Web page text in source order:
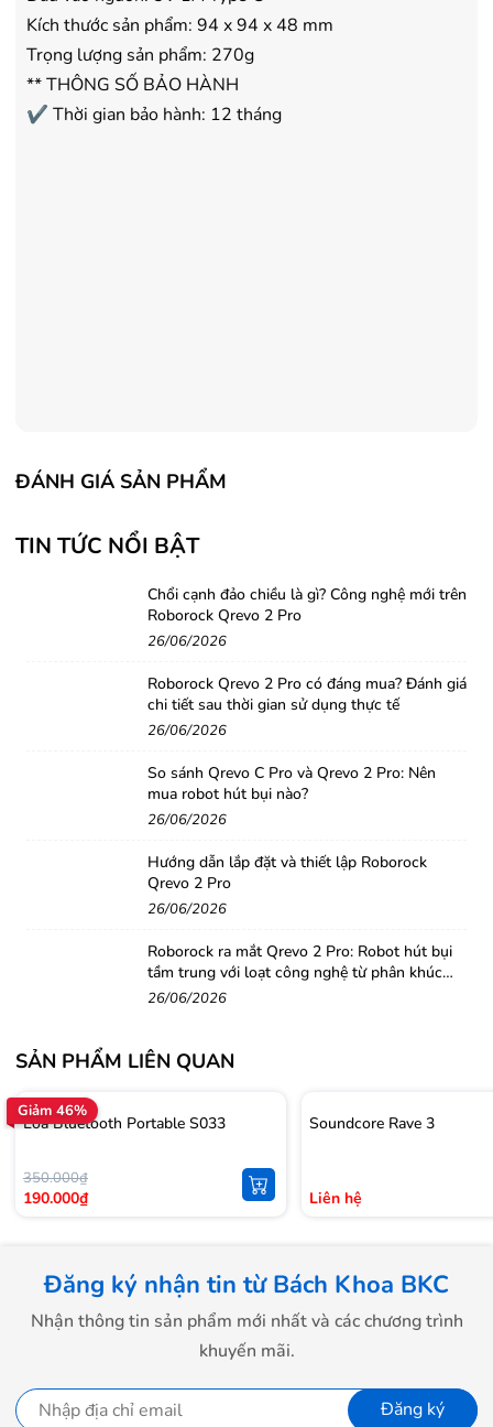
Kích thước sản phẩm: 94 x 94 x 48 mm
Trọng lượng sản phẩm: 270g
** THÔNG SỐ BẢO HÀNH
✔ Thời gian bảo hành: 12 tháng
ĐÁNH GIÁ SẢN PHẨM
TIN TỨC NỔI BẬT
Chổi cạnh đảo chiều là gì? Công nghệ mới trên
Roborock Qrevo 2 Pro
26/06/2026
Roborock Qrevo 2 Pro có đáng mua? Đánh giá
chi tiết sau thời gian sử dụng thực tế
26/06/2026
So sánh Qrevo C Pro và Qrevo 2 Pro: Nên
mua robot hút bụi nào?
26/06/2026
Hướng dẫn lắp đặt và thiết lập Roborock
Qrevo 2 Pro
26/06/2026
Roborock ra mắt Qrevo 2 Pro: Robot hút bụi
tầm trung với loạt công nghệ từ phân khúc
cao cấp
26/06/2026
SẢN PHẨM LIÊN QUAN
Giảm 46%
Loa Bluetooth Portable S033
350.000₫
190.000₫
Soundcore Rave 3
Liên hệ
Đăng ký nhận tin từ Bách Khoa BKC
Nhận thông tin sản phẩm mới nhất và các chương trình
khuyến mãi.
Đăng ký